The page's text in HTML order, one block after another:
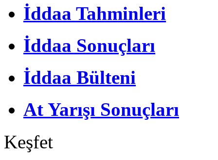
İddaa Tahminleri
İddaa Sonuçları
İddaa Bülteni
At Yarışı Sonuçları
Keşfet